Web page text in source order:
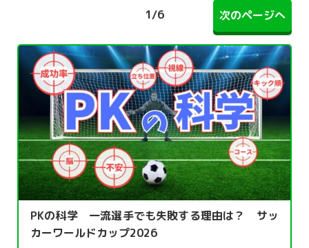
次のページへ
1/6
PKの科学 一流選手でも失敗する理由は？ サッ
カーワールドカップ2026